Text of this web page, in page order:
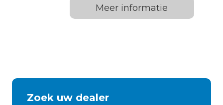
Meer informatie
Zoek uw dealer